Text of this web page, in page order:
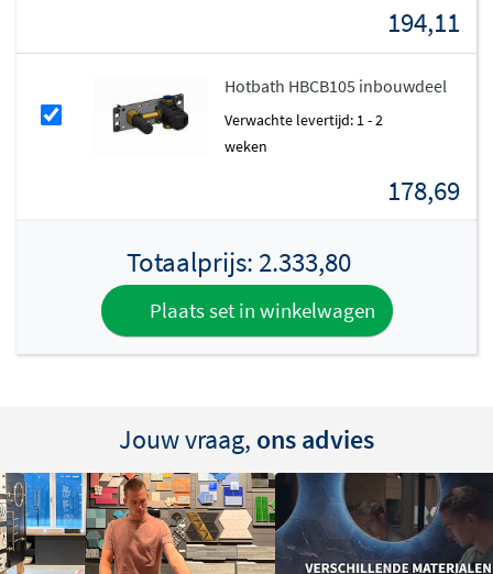
sluiten. Het meubel wordt volledig geassembleerd
geleverd en is eenvoudig aan de wand te monteren.
194,11
Hotbath HBCB105 inbouwdeel
Verwachte levertijd: 1 - 2
weken
178,69
Totaalprijs: 2.333,80
Plaats set in winkelwagen
Jouw vraag, ons advies